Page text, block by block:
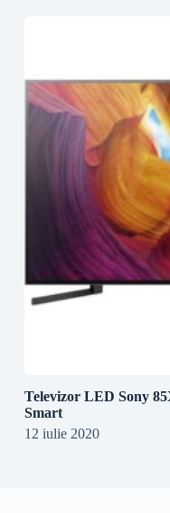
Televizor LED Sony
Smart
12 iulie 2020